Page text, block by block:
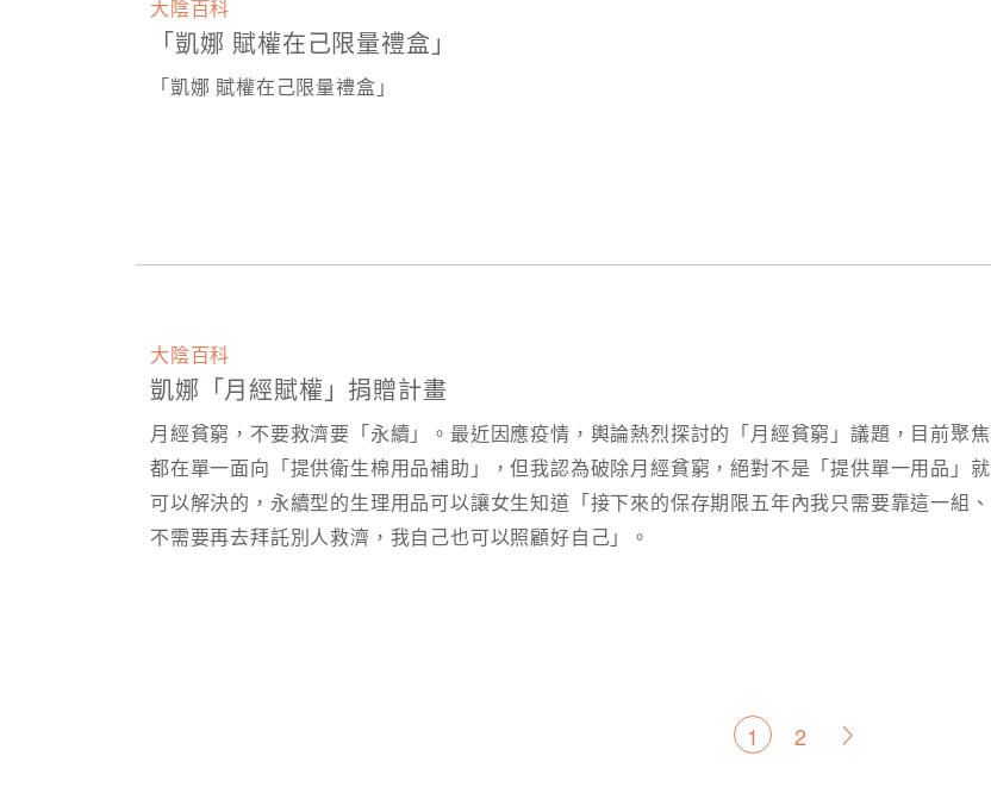
大陰百科
「凱娜 賦權在己限量禮盒」
「凱娜 賦權在己限量禮盒」
大陰百科
凱娜「月經賦權」捐贈計畫
月經貧窮，不要救濟要「永續」。最近因應疫情，輿論熱烈探討的「月經貧窮」議題，目前聚焦
都在單一面向「提供衛生棉用品補助」，但我認為破除月經貧窮，絕對不是「提供單一用品」就
可以解決的，永續型的生理用品可以讓女生知道「接下來的保存期限五年內我只需要靠這一組、
不需要再去拜託別人救濟，我自己也可以照顧好自己」。​
文
1 2 >